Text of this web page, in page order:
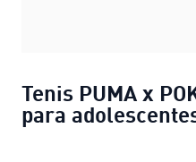
Tenis PUMA x
para